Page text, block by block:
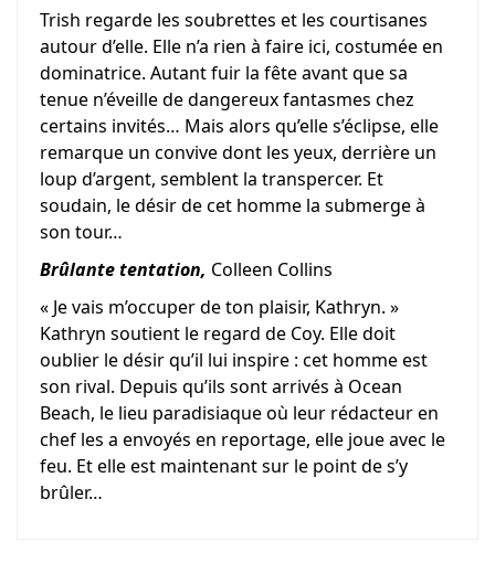
Trish regarde les soubrettes et les courtisanes
autour d’elle. Elle n’a rien à faire ici, costumée en
dominatrice. Autant fuir la fête avant que sa
tenue n’éveille de dangereux fantasmes chez
certains invités… Mais alors qu’elle s’éclipse, elle
remarque un convive dont les yeux, derrière un
loup d’argent, semblent la transpercer. Et
soudain, le désir de cet homme la submerge à
son tour…
Brûlante tentation, Colleen Collins
« Je vais m’occuper de ton plaisir, Kathryn. »
Kathryn soutient le regard de Coy. Elle doit
oublier le désir qu’il lui inspire : cet homme est
son rival. Depuis qu’ils sont arrivés à Ocean
Beach, le lieu paradisiaque où leur rédacteur en
chef les a envoyés en reportage, elle joue avec le
feu. Et elle est maintenant sur le point de s’y
brûler…